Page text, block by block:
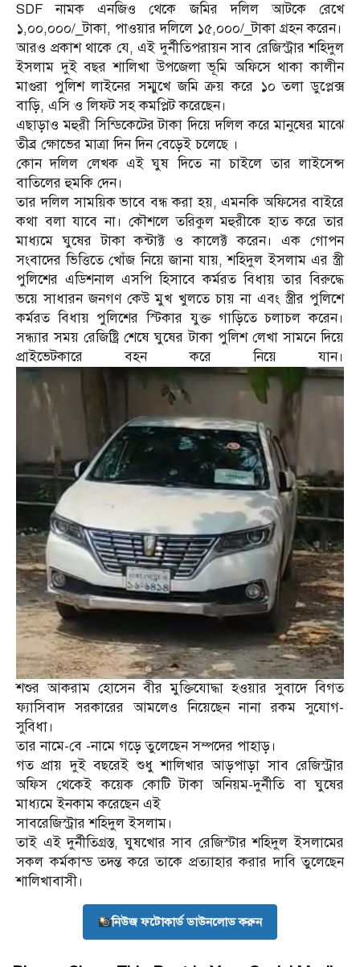
SDF নামক এনজিও থেকে জমির দলিল আটকে রেখে
১,০০,০০০/_টাকা, পাওয়ার দলিলে ১৫,০০০/_টাকা গ্রহন করেন।
আরও প্রকাশ থাকে যে, এই দুর্নীতিপরায়ন সাব রেজিস্ট্রার শহিদুল
ইসলাম দুই বছর শালিখা উপজেলা ভূমি অফিসে থাকা কালীন
মাগুরা পুলিশ লাইনের সম্মুখে জমি ক্রয় করে ১০ তলা ডুপ্লেক্স
বাড়ি, এসি ও লিফট সহ কমপ্লিট করেছেন।
এছাড়াও মহুরী সিন্ডিকেটের টাকা দিয়ে দলিল করে মানুষের মাঝে
তীব্র ক্ষোভের মাত্রা দিন দিন বেড়েই চলেছে ।
কোন দলিল লেখক এই ঘুষ দিতে না চাইলে তার লাইসেন্স
বাতিলের হুমকি দেন।
তার দলিল সাময়িক ভাবে বন্ধ করা হয়, এমনকি অফিসের বাইরে
কথা বলা যাবে না। কৌশলে তরিকুল মহুরীকে হাত করে তার
মাধ্যমে ঘুষের টাকা কন্টাক্ট ও কালেক্ট করেন। এক গোপন
সংবাদের ভিত্তিতে খোঁজ নিয়ে জানা যায়, শহিদুল ইসলাম এর স্ত্রী
পুলিশের এডিশনাল এসপি হিসাবে কর্মরত বিধায় তার বিরুদ্ধে
ভয়ে সাধারন জনগণ কেউ মুখ খুলতে চায় না এবং স্ত্রীর পুলিশে
কর্মরত বিধায় পুলিশের স্টিকার যুক্ত গাড়িতে চলাচল করেন।
সন্ধ্যার সময় রেজিষ্ট্রি শেষে ঘুষের টাকা পুলিশ লেখা সামনে দিয়ে
প্রাইভেটকারে বহন করে নিয়ে যান।
শশুর আকরাম হোসেন বীর মুক্তিযোদ্ধা হওয়ার সুবাদে বিগত
ফ্যাসিবাদ সরকারের আমলেও নিয়েছেন নানা রকম সুযোগ-
সুবিধা।
তার নামে-বে -নামে গড়ে তুলেছেন সম্পদের পাহাড়।
গত প্রায় দুই বছরেই শুধু শালিখার আড়পাড়া সাব রেজিস্ট্রার
অফিস থেকেই কয়েক কোটি টাকা অনিয়ম-দুর্নীতি বা ঘুষের
মাধ্যমে ইনকাম করেছেন এই
সাবরেজিস্ট্রার শহিদুল ইসলাম।
তাই এই দুর্নীতিগ্রস্ত, ঘুষখোর সাব রেজিস্টার শহিদুল ইসলামের
সকল কর্মকান্ড তদন্ত করে তাকে প্রত্যাহার করার দাবি তুলেছেন
শালিখাবাসী।
নিউজ ফটোকার্ড ডাউনলোড করুন